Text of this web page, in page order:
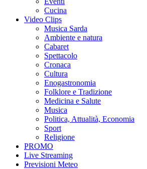
Cucina
Video Clips
Musica Sarda
Ambiente e natura
Cabaret
Spettacolo
Cronaca
Cultura
Enogastronomia
Folklore e Tradizione
Medicina e Salute
Musica
Politica, Attualità, Economia
Sport
Religione
PROMO
Live Streaming
Previsioni Meteo